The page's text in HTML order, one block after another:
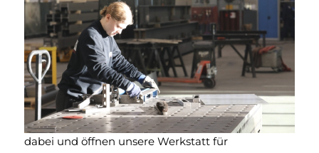
dabei und öffnen unsere Werkstatt für